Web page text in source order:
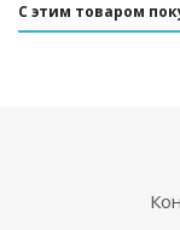
С этим товаром